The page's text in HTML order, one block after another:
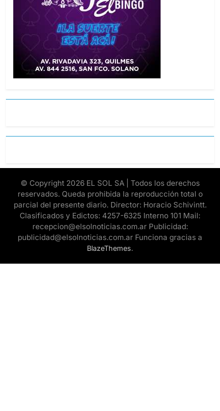
© Copyright 2026 EL SOL SA | Todos los derechos
reservados. Queda prohibida la reproducción total o
parcial del presente diario. Director: Horacio Schivintt.
Clasificados y Edictos: 4257-6325 Interno 101 Mail:
recepcion@elsolnoticias.com.ar Publicidad:
publicidad@elsolnoticias.com.ar Funciona gracias a
BlazeThemes.